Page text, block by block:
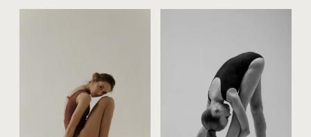
кому подходит спортивная
фотосессия? нужно ли
быть профессиональным